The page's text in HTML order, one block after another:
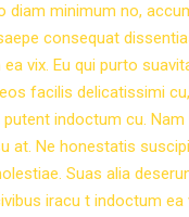
diam minimum no,
consequat
vix. Eu qui purto
facilis delicatissimi
indoctum cu.
Ne honestatis
Suas alia
iracu t indoctum ea